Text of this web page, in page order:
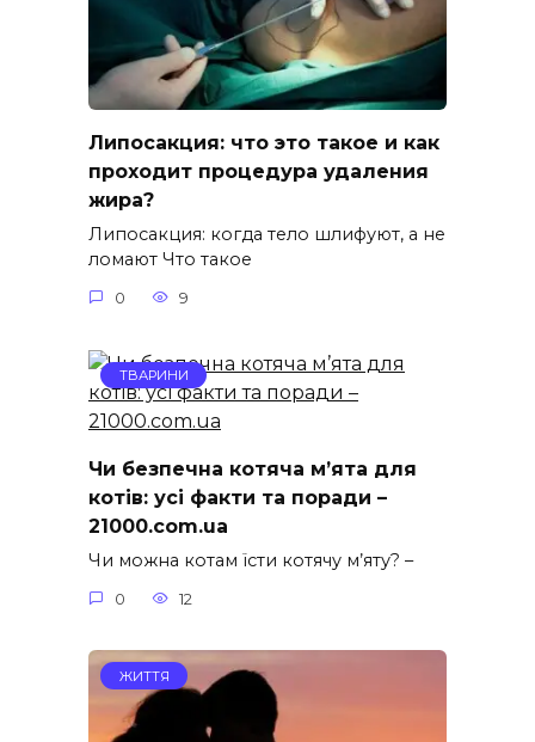
Липосакция: что это такое и как
проходит процедура удаления
жира?
Липосакция: когда тело шлифуют, а не
ломают Что такое
0 9
ТВАРИНИ
Чи безпечна котяча м’ята для
котів: усі факти та поради –
21000.com.ua
Чи можна котам їсти котячу м’яту? –
0 12
ЖИТТЯ